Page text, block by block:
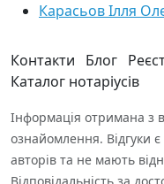
Карасьов Ілля
Контакти Блог
Каталог нотаріусів
Інформація отримана з
ознайомлення. Відгуки
авторів та не мають